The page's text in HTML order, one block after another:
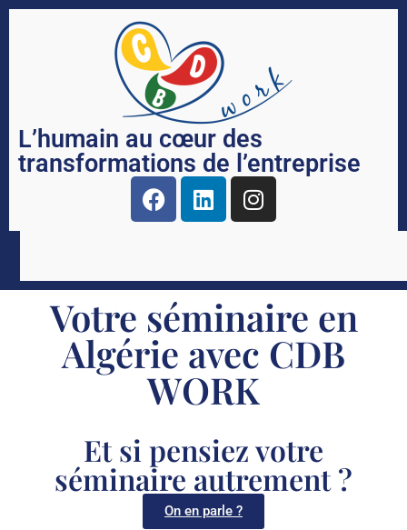
L’humain au cœur des
transformations de l’entreprise
Votre séminaire en
Algérie avec CDB
WORK
Et si pensiez votre
séminaire autrement ?
On en parle ?